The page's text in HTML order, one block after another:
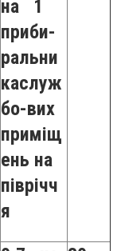
на 1
приби-
ральни
каслуж
бо-вих
приміщ
ень на
піврічч
я